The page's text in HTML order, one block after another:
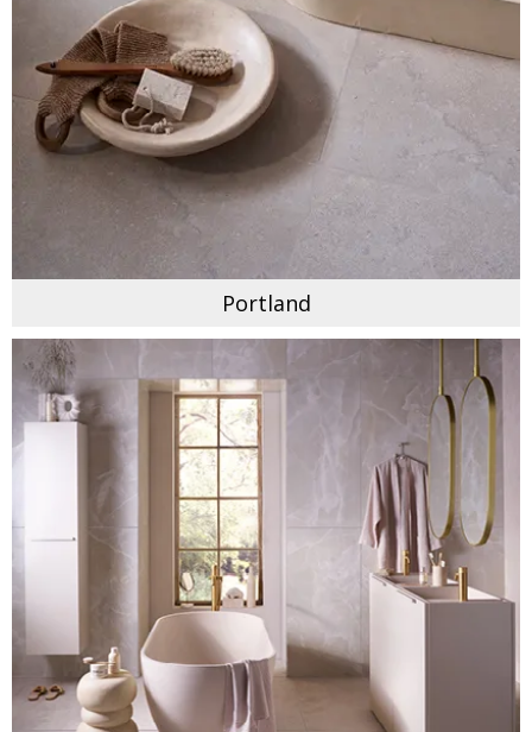
Portland